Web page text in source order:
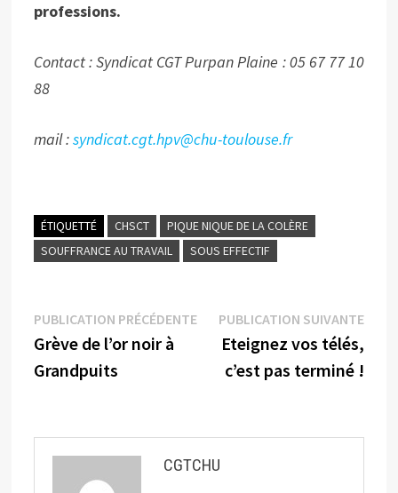
professions.
Contact : Syndicat CGT Purpan Plaine : 05 67 77 10
88
mail :syndicat.cgt.hpv@chu-toulouse.fr
ÉTIQUETTÉ CHSCT
PIQUE NIQUE DE LA COLÈRE
SOUFFRANCE AU TRAVAIL
SOUS EFFECTIF
Navigation
de
l’article
PUBLICATION PRÉCÉDENTEPublication
précédente :
Grève de l’or noir à
Grandpuits
PUBLICATION SUIVANTE
Eteignez vos télés,
c’est pas terminé !
CGTCHU